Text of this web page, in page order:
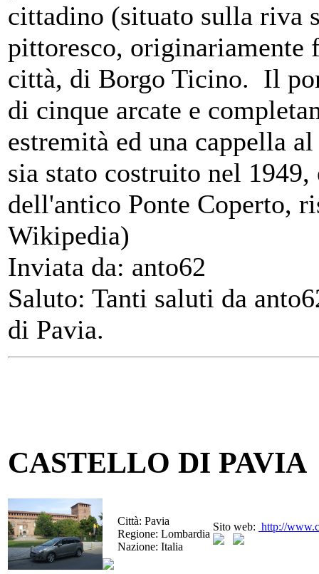
cittadino (situato sulla riva
pittoresco,
città, di Borgo Ticino. Il
di cinque arcate e
estremità ed una cappella
sia stato costruito nel
dell'antico Ponte Coperto,
Wikipedia)
Inviata da: anto62
Saluto: Tanti saluti da
di Pavia.
CASTELLO DI PAVIA
Città: Pavia
Regione: Lombardia
Nazione: Italia
Sito web: http://